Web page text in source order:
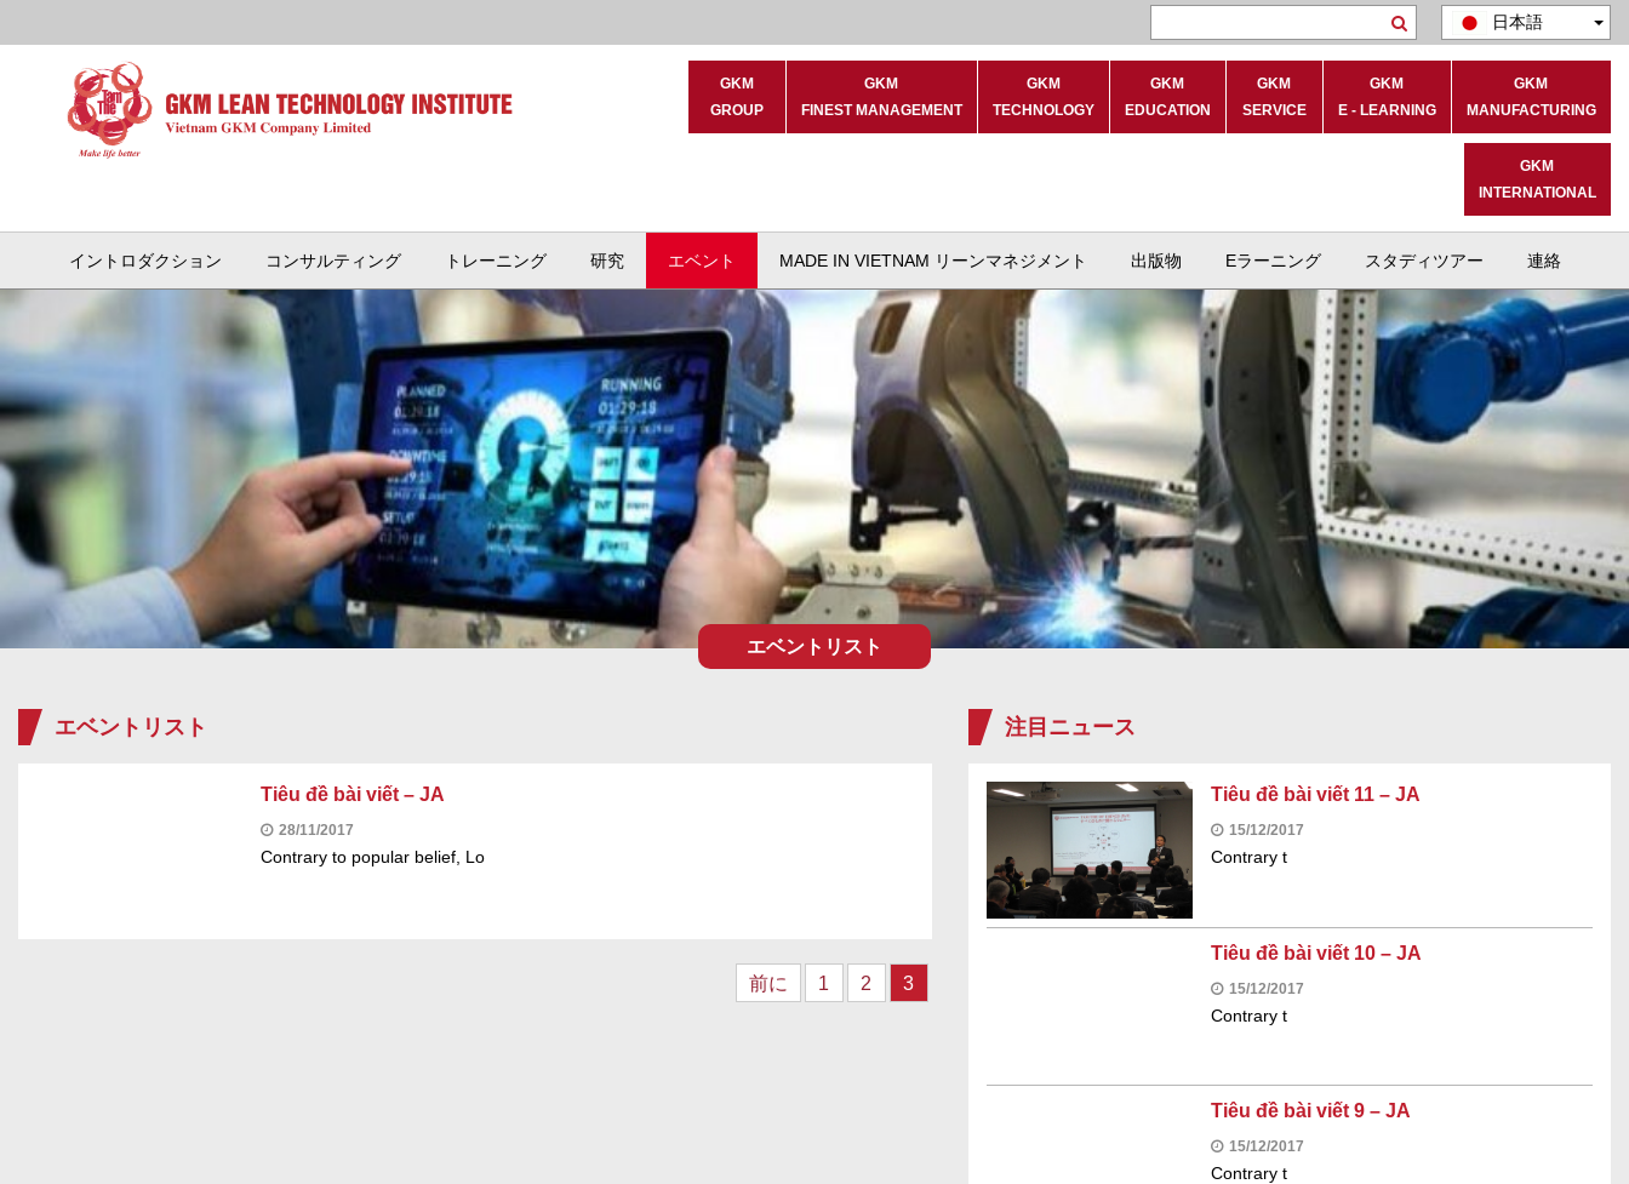
日本語
Search
GKM
GROUP
GKM
FINEST MANAGEMENT
GKM
TECHNOLOGY
GKM
EDUCATION
GKM
SERVICE
GKM
E - LEARNING
GKM
MANUFACTURING
GKM
INTERNATIONAL
イントロダクション コンサルティング トレーニング 研究 エベント MADE IN VIETNAM リーンマネジメント 出版物 Eラーニング スタディツアー 連絡
エベントリスト
エベントリスト
Tiêu đề bài viết – JA
28/11/2017
Contrary to popular belief, Lo
前に 1 2 3
注目ニュース
Tiêu đề bài viết 11 – JA
15/12/2017
Contrary t
Tiêu đề bài viết 10 – JA
15/12/2017
Contrary t
Tiêu đề bài viết 9 – JA
15/12/2017
Contrary t